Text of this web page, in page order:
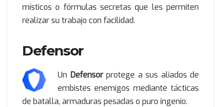
místicos o fórmulas secretas que les permiten
realizar su trabajo con facilidad.
Defensor
Un Defensorprotege a sus aliados de
embistes enemigos mediante tácticas
de batalla, armaduras pesadas o puro ingenio.